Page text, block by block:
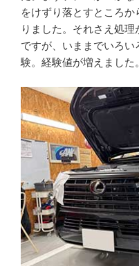
をけずり落とすところ
りました。それさえ処
ですが、いままでいろ
験。経験値が増えました。